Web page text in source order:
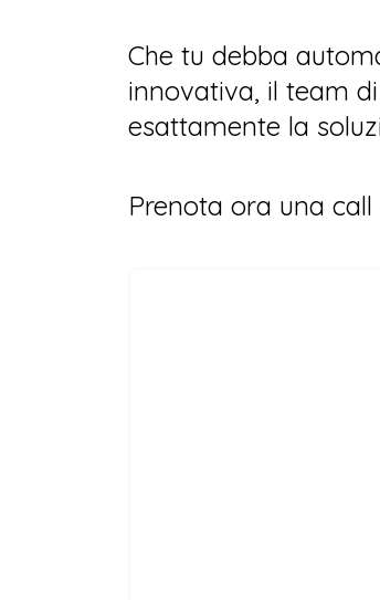
Che tu debba
innovativa, il team
esattamente la
Prenota ora una